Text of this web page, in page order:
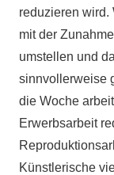
reduzieren wird.
mit der
umstellen und
sinnvollerweise
die Woche
Erwerbsarbeit
Künstlerische